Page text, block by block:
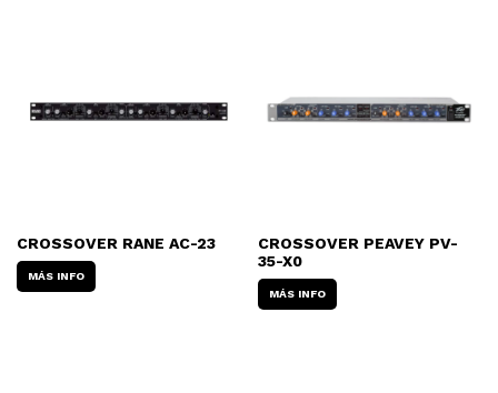
CROSSOVER RANE AC-23
MÁS INFO
CROSSOVER PEAVEY PV-
35-X0
MÁS INFO